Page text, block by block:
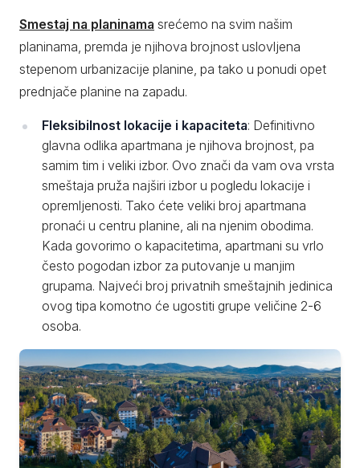
Smestaj na planinama srećemo na svim našim
planinama, premda je njihova brojnost uslovljena
stepenom urbanizacije planine, pa tako u ponudi opet
prednjače planine na zapadu.
Fleksibilnost lokacije i kapaciteta: Definitivno
glavna odlika apartmana je njihova brojnost, pa
samim tim i veliki izbor. Ovo znači da vam ova vrsta
smeštaja pruža najširi izbor u pogledu lokacije i
opremljenosti. Tako ćete veliki broj apartmana
pronaći u centru planine, ali na njenim obodima.
Kada govorimo o kapacitetima, apartmani su vrlo
često pogodan izbor za putovanje u manjim
grupama. Najveći broj privatnih smeštajnih jedinica
ovog tipa komotno će ugostiti grupe veličine 2-6
osoba.